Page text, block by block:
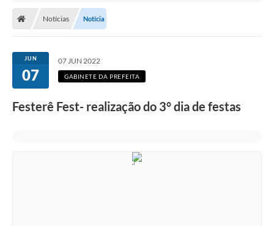
Notícias Notícia
JUN
07
07 JUN 2022
GABINETE DA PREFEITA
Festerê Fest- realização do 3° dia de festas